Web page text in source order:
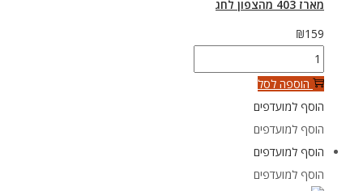
מארז 403 מהצפון לחג
₪159
כמות
של
מארז
403
מהצפון
לחג
הוספה לסל
הוסף למועדפים
הוסף למועדפים
הוסף למועדפים
הוסף למועדפים